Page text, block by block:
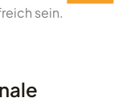
sein.